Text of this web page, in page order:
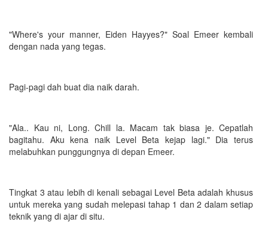
"Where's your manner, Eiden Hayyes?" Soal Emeer kembali
dengan nada yang tegas.
Pagi-pagi dah buat dia naik darah.
"Ala.. Kau ni, Long. Chill la. Macam tak biasa je. Cepatlah
bagitahu. Aku kena naik Level Beta kejap lagi." Dia terus
melabuhkan punggungnya di depan Emeer.
Tingkat 3 atau lebih di kenali sebagai Level Beta adalah khusus
untuk mereka yang sudah melepasi tahap 1 dan 2 dalam setiap
teknik yang di ajar di situ.